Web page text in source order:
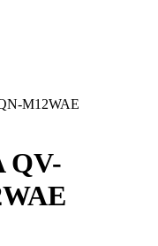
M12WAE
QV-